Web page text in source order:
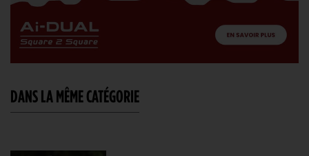
DANS LA MÊME CATÉGORIE